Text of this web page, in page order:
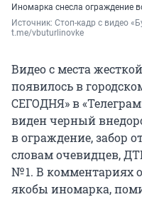
Иномарка снесла ограждение
Источник: Стоп-кадр с видео
t.me/vbuturlinovke
Видео с места
появилось в
СЕГОДНЯ» в
виден черный
в ограждение, забор
словам очевидцев,
№ 1. В комментариях
якобы иномарка,